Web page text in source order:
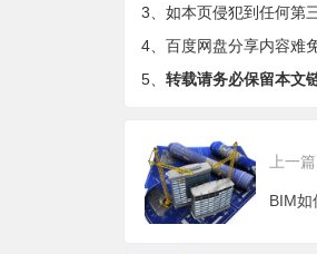
3、如本页侵犯到任何第
4、百度网盘分享内容难
5、 转载请务必保留本文
上一篇